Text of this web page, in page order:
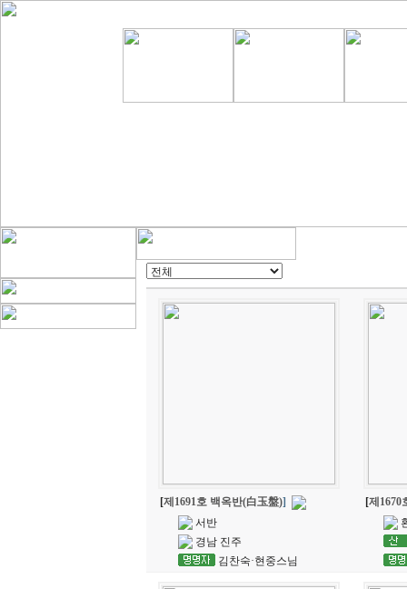
[제1691호 백옥반(白玉盤)]
서반
경남 진주
김찬숙·현중스님
[제1670